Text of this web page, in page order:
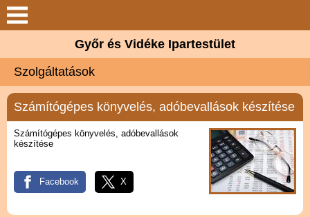
Bemutatkozás
Szolgáltatások
Céhmester Kft.
Hírek
Győr és Vidéke Ipartestület
Szolgáltatások
Számítógépes könyvelés, adóbevallások készítése
Számítógépes könyvelés, adóbevallások
készítése
Facebook X